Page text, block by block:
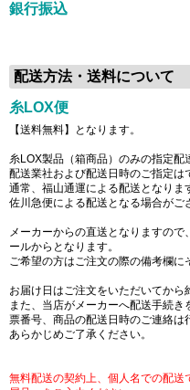
銀行振込
配送方法・送料について
糸LOX便
【送料無料】となります。
糸LOX製品（箱商品）のみの指定配
配送業社および配送日時のご指定は
通常、福山通運による配送となり
佐川急便による配送となる場合がご
メーカーからの直送となりますの
ールからとなります。
ご希望の方はご注文の際の備考欄に
お届け日はご注文をいただいてから
また、当店がメーカーへ配送手続
票番号、商品の配送日時のご連絡は
あらかじめご了承ください。
無料配送の契約上、個人名での配